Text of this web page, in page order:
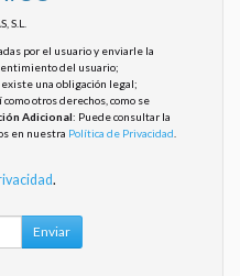
S.L.
por el usuario y enviarle la
del usuario;
una obligación legal;
otros derechos, como se
Adicional: Puede consultar la
en nuestra Política de Privacidad
.
Enviar